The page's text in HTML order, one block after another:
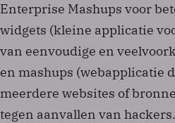
Enterprise Mashups voor
widgets (kleine applicatie
van eenvoudige en
en mashups (webapplicatie
meerdere websites of
tegen aanvallen van hackers.